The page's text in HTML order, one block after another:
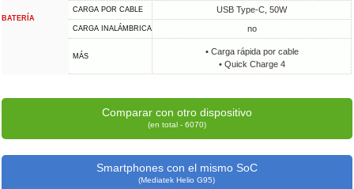
BATERÍA
CARGA POR CABLE USB Type-C, 50W
CARGA INALÁMBRICA no
MÁS
• Carga rápida por cable
• Quick Charge 4
Comparar con otro dispositivo
(en total - 6070)
Smartphones con el mismo SoC
(Mediatek Helio G95)